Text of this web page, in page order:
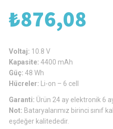
₺876,08
Voltaj: 10.8 V
Kapasite: 4400 mAh
Güç: 48 Wh
Hücreler:
Li-on – 6 cell
Garanti: Ürün 24 ay elektronik 6
Not: Bataryalarımız birinci sınıf
eşdeğer kalitededir.